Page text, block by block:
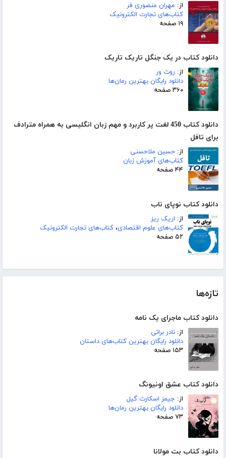
از: مهران منصوری فر
کتاب‌های تجارت الکترونیک
۱۹ صفحه
دانلود کتاب در یک جنگل تاریک تاریک
از: روث ور
دانلود رایگان بهترین رمان‌ها
۳۶۰ صفحه
دانلود کتاب 450 لغت پر کاربرد و مهم زبان انگلیسی به همراه مترادف
برای تافل
از: حسین ملاحسنی
کتاب‌های آموزش زبان
۴۴ صفحه
دانلود کتاب نوپای ناب
از: اریک ریز
کتاب‌های علوم اقتصادی، کتاب‌های تجارت الکترونیک
۵۲ صفحه
تازه‌ها
دانلود کتاب ماجرای یک نامه
از: نادر براتی
دانلود رایگان بهترین کتاب‌های داستان
۱۵۳ صفحه
دانلود کتاب عشق اونیونگ
از: جیمز اسکارث گیل
دانلود رایگان بهترین رمان‌ها
۷۳ صفحه
دانلود کتاب بت مولانا